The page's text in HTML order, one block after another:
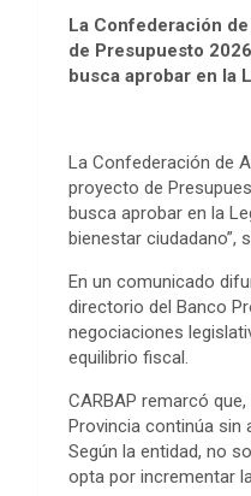
La Confederación
de Presupuesto
busca aprobar en la
La Confederación de
proyecto de
busca aprobar en la
bienestar ciudadano”,
En un comunicado
directorio del Banco
negociaciones
equilibrio fiscal.
CARBAP remarcó
Provincia continúa sin
Según la entidad, no
opta por incrementar